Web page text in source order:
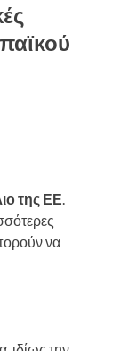
της ΕΕ.
να